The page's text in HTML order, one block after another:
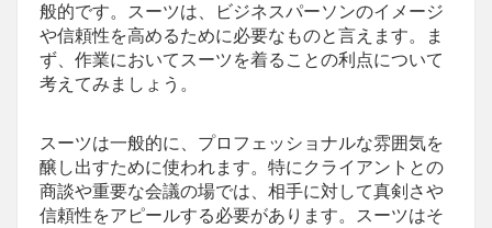
般的です。スーツは、ビジネスパーソンのイメージ
や信頼性を高めるために必要なものと言えます。ま
ず、作業においてスーツを着ることの利点について
考えてみましょう。
スーツは一般的に、プロフェッショナルな雰囲気を
醸し出すために使われます。特にクライアントとの
商談や重要な会議の場では、相手に対して真剣さや
信頼性をアピールする必要があります。スーツはそ